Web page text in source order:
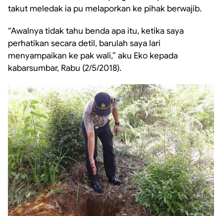
takut meledak ia pu melaporkan ke pihak berwajib.
“Awalnya tidak tahu benda apa itu, ketika saya
perhatikan secara detil, barulah saya lari
menyampaikan ke pak wali,” aku Eko kepada
kabarsumbar, Rabu (2/5/2018).